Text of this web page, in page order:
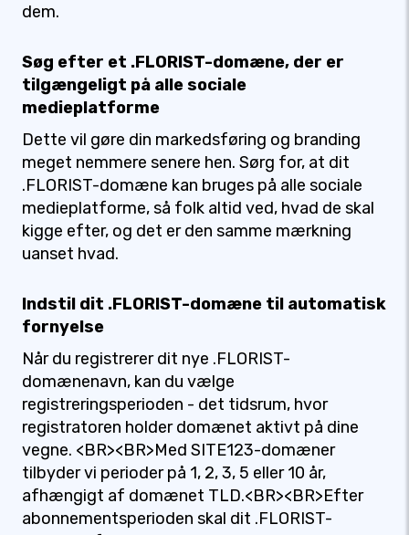
dem.
Søg efter et .FLORIST-domæne, der er
tilgængeligt på alle sociale
medieplatforme
Dette vil gøre din markedsføring og branding
meget nemmere senere hen. Sørg for, at dit
.FLORIST-domæne kan bruges på alle sociale
medieplatforme, så folk altid ved, hvad de skal
kigge efter, og det er den samme mærkning
uanset hvad.
Indstil dit .FLORIST-domæne til automatisk
fornyelse
Når du registrerer dit nye .FLORIST-
domænenavn, kan du vælge
registreringsperioden - det tidsrum, hvor
registratoren holder domænet aktivt på dine
vegne. <BR><BR>Med SITE123-domæner
tilbyder vi perioder på 1, 2, 3, 5 eller 10 år,
afhængigt af domænet TLD.<BR><BR>Efter
abonnementsperioden skal dit .FLORIST-